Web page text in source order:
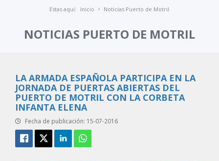
Estas aquí: Inicio Noticias Puerto de Motril
NOTICIAS PUERTO DE MOTRIL
LA ARMADA ESPAÑOLA PARTICIPA EN LA
JORNADA DE PUERTAS ABIERTAS DEL
PUERTO DE MOTRIL CON LA CORBETA
INFANTA ELENA
Fecha de publicación: 15-07-2016